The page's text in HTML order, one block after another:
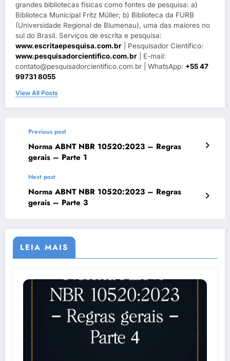
grandes bibliotecas físicas como fontes de pesquisa: a)
Biblioteca Municipal Fritz Müller; b) Biblioteca da FURB
(Universidade Regional de Blumenau), uma das maiores no
sul do Brasil. Serviços de escrita e pesquisa:
www.escritaepesquisa.com.br | Pesquisador Científico:
www.pesquisadorcientifico.com.br | E-mail:
contato@pesquisadorcientifico.com.br | WhatsApp: +55 47
99731 8055
View All Posts
Previous post
Norma ABNT NBR 10520:2023 – Regras
gerais – Parte 1
Next post
Norma ABNT NBR 10520:2023 – Regras
gerais – Parte 3
LEIA MAIS